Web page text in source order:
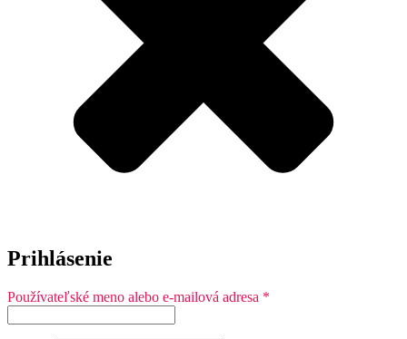
Prihlásenie
Používateľské meno alebo e-mailová adresa *